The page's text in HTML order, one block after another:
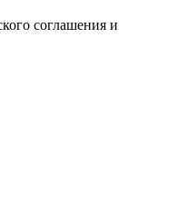
соглашения и